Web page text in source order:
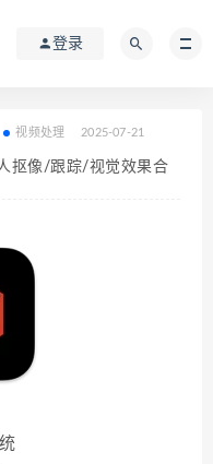
登录
视频处理 2025-07-21
抠像/跟踪/视觉效果合